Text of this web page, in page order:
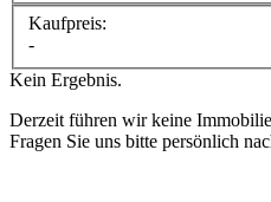
Kaufpreis:
-
Kein Ergebnis.
Derzeit führen wir keine
Fragen Sie uns bitte persönlich